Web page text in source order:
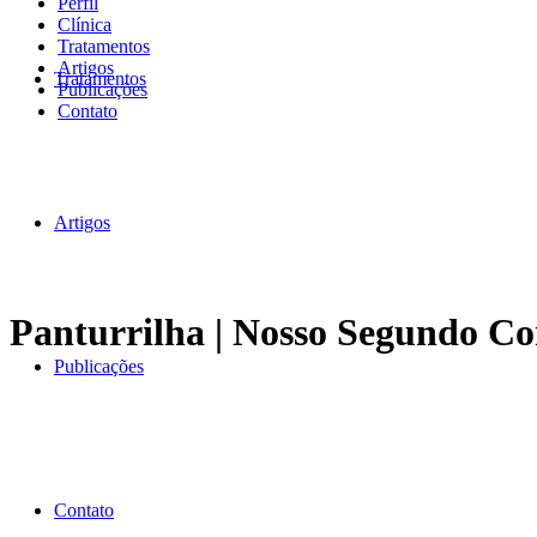
Tratamentos
Artigos
Publicações
Contato
Clínica
Tratamentos
Artigos
Publicações
Contato
Panturrilha | Nosso Segundo